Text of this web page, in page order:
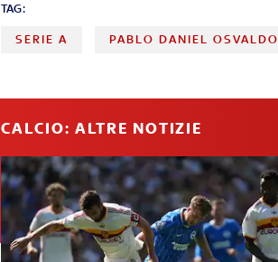
TAG:
SERIE A PABLO DANIEL OSVALDO
CALCIO: ALTRE NOTIZIE